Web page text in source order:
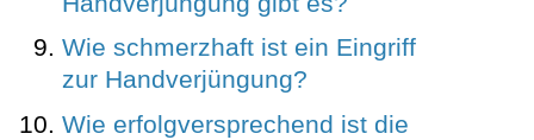
Wie schmerzhaft ist ein Eingriff
zur Handverjüngung?
Wie erfolgversprechend ist die